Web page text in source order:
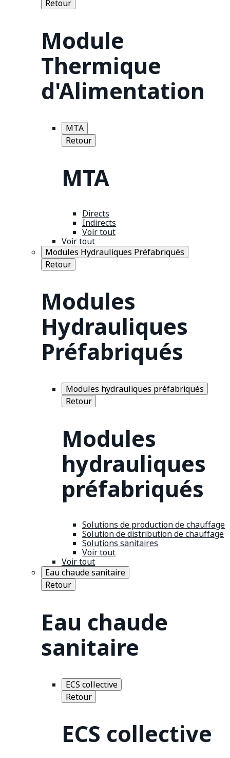
Retour
Module
Thermique
d'Alimentation
MTA
Retour
MTA
Directs
Indirects
Voir tout
Voir tout
Modules Hydrauliques Préfabriqués
Retour
Modules
Hydrauliques
Préfabriqués
Modules hydrauliques préfabriqués
Retour
Modules
hydrauliques
préfabriqués
Solutions de production de chauffage
Solution de distribution de chauffage
Solutions sanitaires
Voir tout
Voir tout
Eau chaude sanitaire
Retour
Eau chaude
sanitaire
ECS collective
Retour
ECS collective